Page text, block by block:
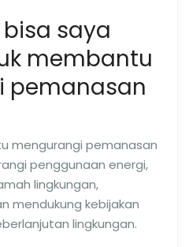
saya
membantu
pemanasan
mengurangi pemanasan
penggunaan energi,
lingkungan,
mendukung kebijakan
lingkungan.